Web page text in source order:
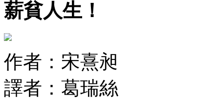
薪貧人生！
作者：宋熹昶
譯者：葛瑞絲